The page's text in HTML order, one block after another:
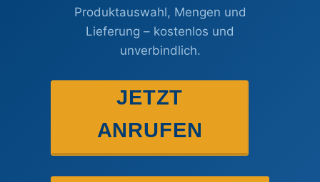
Produktauswahl, Mengen und
Lieferung – kostenlos und
unverbindlich.
JETZT
ANRUFEN